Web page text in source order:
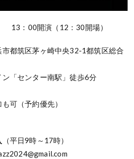
13：00開演（12：30開場）
都筑区茅ヶ崎中央32-1都筑区総合
「センター南駅」徒歩6分
可（予約優先）
（平日9時～17時）